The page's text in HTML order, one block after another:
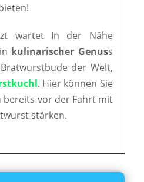
wartet In der Nähe
kulinarischer Genuss
der Welt,
. Hier können Sie
bereits vor der Fahrt mit
stärken.